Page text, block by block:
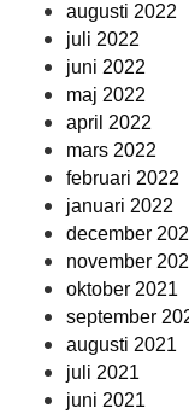
augusti 2022
juli 2022
juni 2022
maj 2022
april 2022
mars 2022
februari 2022
januari 2022
december
november
oktober 2021
september
augusti 2021
juli 2021
juni 2021